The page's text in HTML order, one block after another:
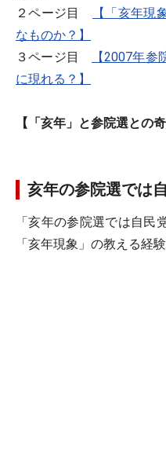
２ページ目
【「亥年現
なものか？】
３ページ目
【2007年
に現れる？】
【「亥年」と参院選との
亥年の参院選では
「亥年の参院選では自民
「亥年現象」の教える経験